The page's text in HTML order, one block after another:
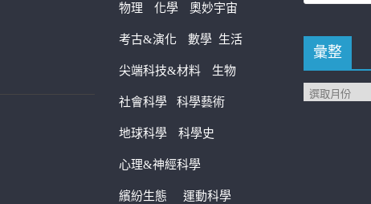
物理 化學 奧妙宇宙
考古&演化 數學 生活
尖端科技&材料 生物
社會科學 科學藝術
地球科學 科學史
心理&神經科學
繽紛生態 運動科學
彙整